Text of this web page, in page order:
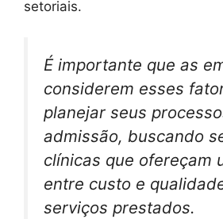
setoriais.
É importante que as
considerem esses
planejar seus
admissão, buscando
clínicas que ofereçam
entre custo e
serviços prestados.